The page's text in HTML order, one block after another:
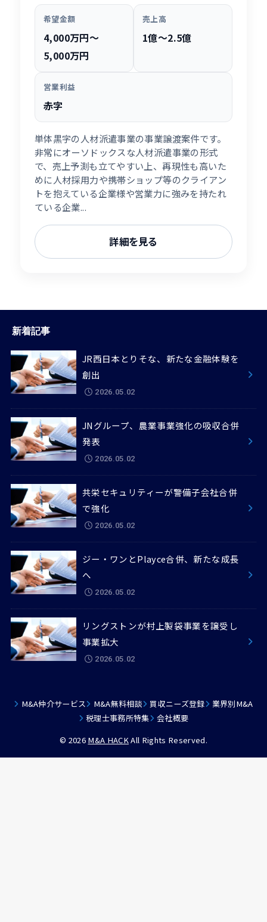
希望金額
4,000万円〜
5,000万円
売上高
1億〜2.5億
営業利益
赤字
単体黒字の人材派遣事業の事業譲渡案件です。
非常にオーソドックスな人材派遣事業の形式
で、売上予測も立てやすい上、再現性も高いた
めに人材採用力や携帯ショップ等のクライアン
トを抱えている企業様や営業力に強みを持たれ
ている企業...
詳細を見る
新着記事
JR西日本とりそな、新たな金融体験を
創出
2026.05.02
JNグループ、農業事業強化の吸収合併
発表
2026.05.02
共栄セキュリティーが警備子会社合併
で強化
2026.05.02
ジー・ワンとPlayce合併、新たな成長
へ
2026.05.02
リングストンが村上製袋事業を譲受し
事業拡大
2026.05.02
M&A仲介サービス M&A無料相談 買収ニーズ登録
業界別M&A
税理士事務所特集
会社概要
© 2026 M&A HACKAll Rights Reserved.